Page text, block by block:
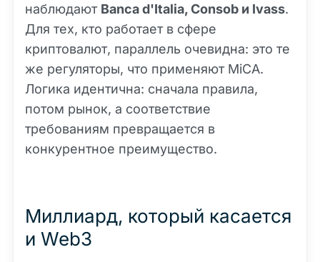
наблюдают Banca d'Italia, Consob и Ivass.
Для тех, кто работает в сфере
криптовалют, параллель очевидна: это те
же регуляторы, что применяют MiCA.
Логика идентична: сначала правила,
потом рынок, а соответствие
требованиям превращается в
конкурентное преимущество.
Миллиард, который касается
и Web3